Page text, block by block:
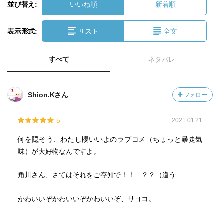
並び替え: いいね順 新着順
表示形式: リスト 全文
すべて ネタバレ
Shion.Kさん フォロー
5 2021.01.21
何を隠そう、わたし櫻いいよのラブコメ（ちょっと暴走気
味）が大好物なんですよ。
角川さん、さてはそれをご存知で！！！？？（違う
かわいいぞかわいいぞかわいいぞ、サヨコ。